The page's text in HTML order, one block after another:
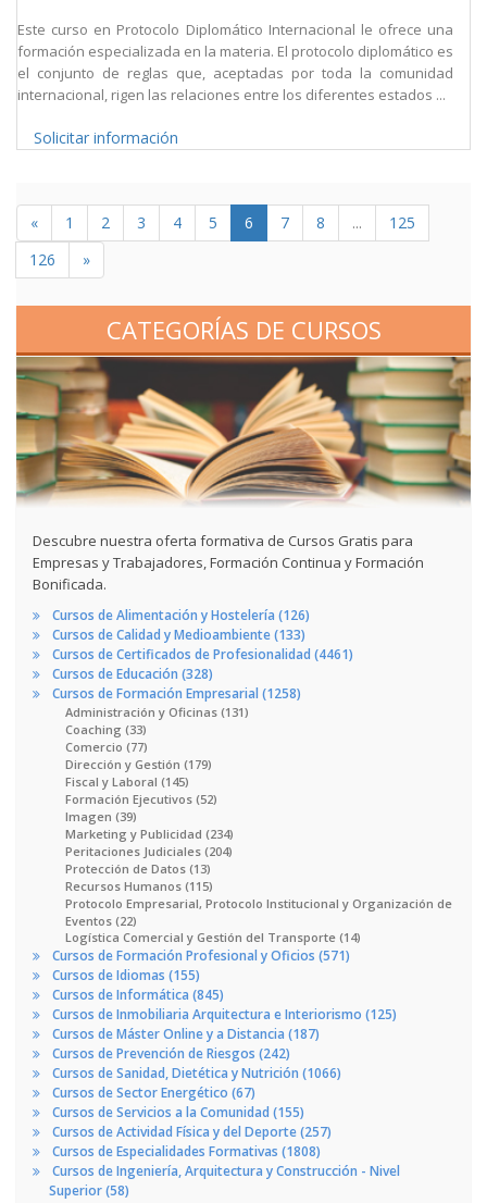
Este curso en Protocolo Diplomático Internacional le ofrece una
formación especializada en la materia. El protocolo diplomático es
el conjunto de reglas que, aceptadas por toda la comunidad
internacional, rigen las relaciones entre los diferentes estados ...
Solicitar información
« 1 2 3 4 5 6 7 8 ...
125
126
»
CATEGORÍAS DE CURSOS
Descubre nuestra oferta formativa de Cursos Gratis para
Empresas y Trabajadores, Formación Continua y Formación
Bonificada.
Cursos de Alimentación y Hostelería (126)
Cursos de Calidad y Medioambiente (133)
Cursos de Certificados de Profesionalidad (4461)
Cursos de Educación (328)
Cursos de Formación Empresarial (1258)
Administración y Oficinas (131)
Coaching (33)
Comercio (77)
Dirección y Gestión (179)
Fiscal y Laboral (145)
Formación Ejecutivos (52)
Imagen (39)
Marketing y Publicidad (234)
Peritaciones Judiciales (204)
Protección de Datos (13)
Recursos Humanos (115)
Protocolo Empresarial, Protocolo Institucional y Organización de
Eventos (22)
Logística Comercial y Gestión del Transporte (14)
Cursos de Formación Profesional y Oficios (571)
Cursos de Idiomas (155)
Cursos de Informática (845)
Cursos de Inmobiliaria Arquitectura e Interiorismo (125)
Cursos de Máster Online y a Distancia (187)
Cursos de Prevención de Riesgos (242)
Cursos de Sanidad, Dietética y Nutrición (1066)
Cursos de Sector Energético (67)
Cursos de Servicios a la Comunidad (155)
Cursos de Actividad Física y del Deporte (257)
Cursos de Especialidades Formativas (1808)
Cursos de Ingeniería, Arquitectura y Construcción - Nivel
Superior (58)